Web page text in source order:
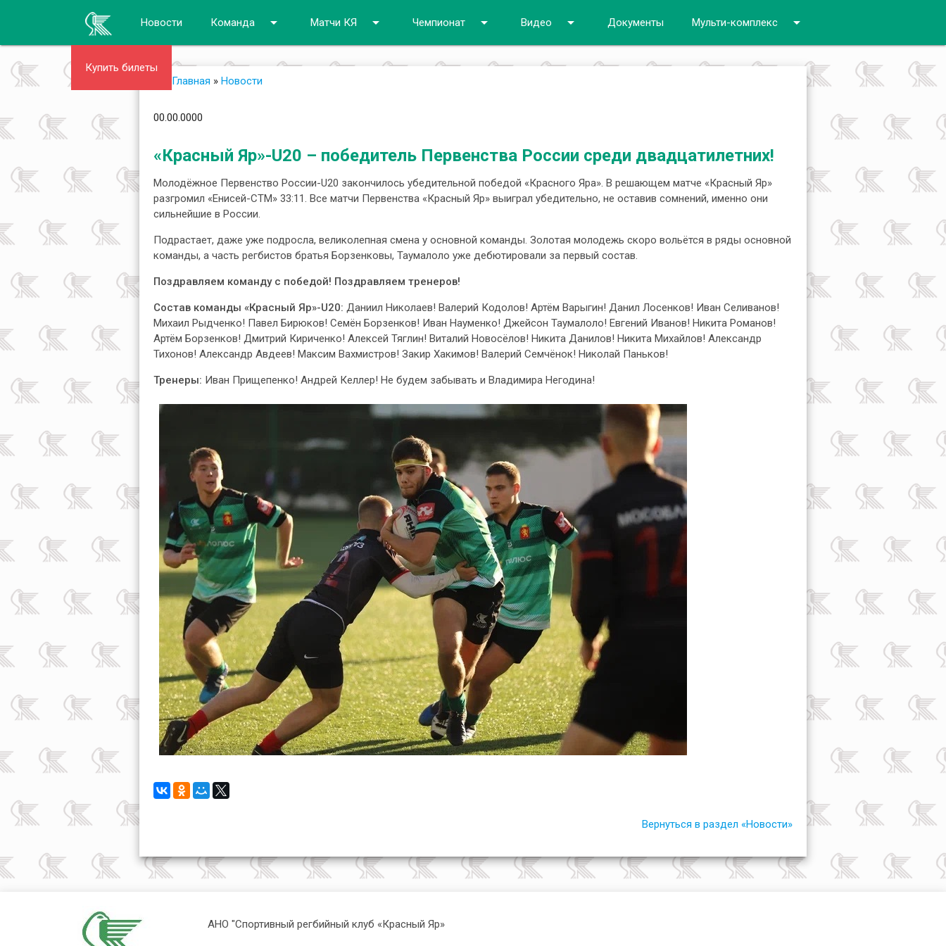
Новости Команда arrow_drop_down Матчи КЯ arrow_drop_down Чемпионат arrow_drop_down Видео arrow_drop_down Документы Мульти-комплекс arrow_drop_down
Купить билеты
Главная » Новости
00.00.0000
«Красный Яр»-U20 – победитель Первенства России среди двадцатилетних!
Молодёжное Первенство России-U20 закончилось убедительной победой «Красного Яра». В решающем матче «Красный Яр»
разгромил «Енисей-СТМ» 33:11. Все матчи Первенства «Красный Яр» выиграл убедительно, не оставив сомнений, именно они
сильнейшие в России.
Подрастает, даже уже подросла, великолепная смена у основной команды. Золотая молодежь скоро вольётся в ряды основной
команды, а часть регбистов братья Борзенковы, Таумалоло уже дебютировали за первый состав.
Поздравляем команду с победой! Поздравляем тренеров!
Состав команды «Красный Яр»-U20: Даниил Николаев! Валерий Кодолов! Артём Варыгин! Данил Лосенков! Иван Селиванов!
Михаил Рыдченко! Павел Бирюков! Семён Борзенков! Иван Науменко! Джейсон Таумалоло! Евгений Иванов! Никита Романов!
Артём Борзенков! Дмитрий Кириченко! Алексей Тяглин! Виталий Новосёлов! Никита Данилов! Никита Михайлов! Александр
Тихонов! Александр Авдеев! Максим Вахмистров! Закир Хакимов! Валерий Семчёнок! Николай Паньков!
Тренеры: Иван Прищепенко! Андрей Келлер! Не будем забывать и Владимира Негодина!
Вернуться в раздел «Новости»
АНО "Спортивный регбийный клуб «Красный Яр»